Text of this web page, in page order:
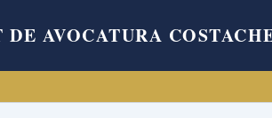
DE AVOCATURA